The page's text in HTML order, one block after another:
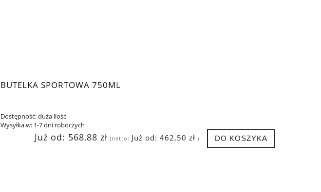
BUTELKA SPORTOWA 750ML
Dostępność:duża ilość
Wysyłka w: 1-7 dni roboczych
Już od: 568,88 zł (netto: Już od:462,50 zł ) DO KOSZYKA